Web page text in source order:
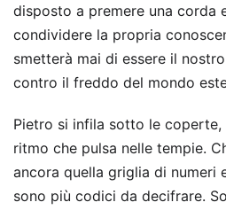
disposto a premere una corda
condividere la propria
smetterà mai di essere il
contro il freddo del mondo
Pietro si infila sotto le coperte,
ritmo che pulsa nelle tempie.
ancora quella griglia di numeri
sono più codici da decifrare.